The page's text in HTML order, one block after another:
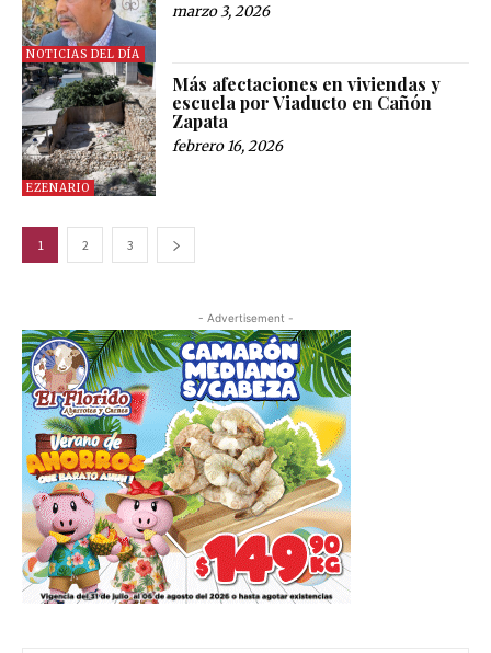
NOTICIAS DEL DÍA
marzo 3, 2026
EZENARIO
Más afectaciones en viviendas y
escuela por Viaducto en Cañón
Zapata
febrero 16, 2026
1 2 3
- Advertisement -